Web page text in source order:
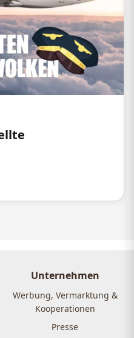
Unternehmen
Werbung, Vermarktung &
Kooperationen
Presse